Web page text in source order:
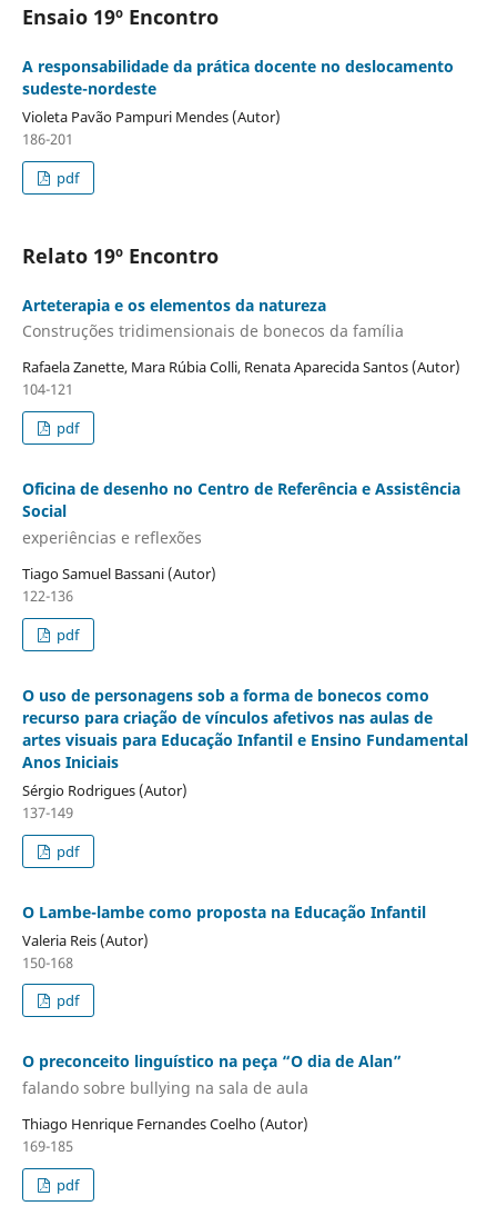
Ensaio 19º Encontro
A responsabilidade da prática docente no deslocamento
sudeste-nordeste
Violeta Pavão Pampuri Mendes (Autor)
186-201
pdf
Relato 19º Encontro
Arteterapia e os elementos da natureza
Construções tridimensionais de bonecos da família
Rafaela Zanette, Mara Rúbia Colli, Renata Aparecida Santos (Autor)
104-121
pdf
Oficina de desenho no Centro de Referência e Assistência
Social
experiências e reflexões
Tiago Samuel Bassani (Autor)
122-136
pdf
O uso de personagens sob a forma de bonecos como
recurso para criação de vínculos afetivos nas aulas de
artes visuais para Educação Infantil e Ensino Fundamental
Anos Iniciais
Sérgio Rodrigues (Autor)
137-149
pdf
O Lambe-lambe como proposta na Educação Infantil
Valeria Reis (Autor)
150-168
pdf
O preconceito linguístico na peça “O dia de Alan”
falando sobre bullying na sala de aula
Thiago Henrique Fernandes Coelho (Autor)
169-185
pdf